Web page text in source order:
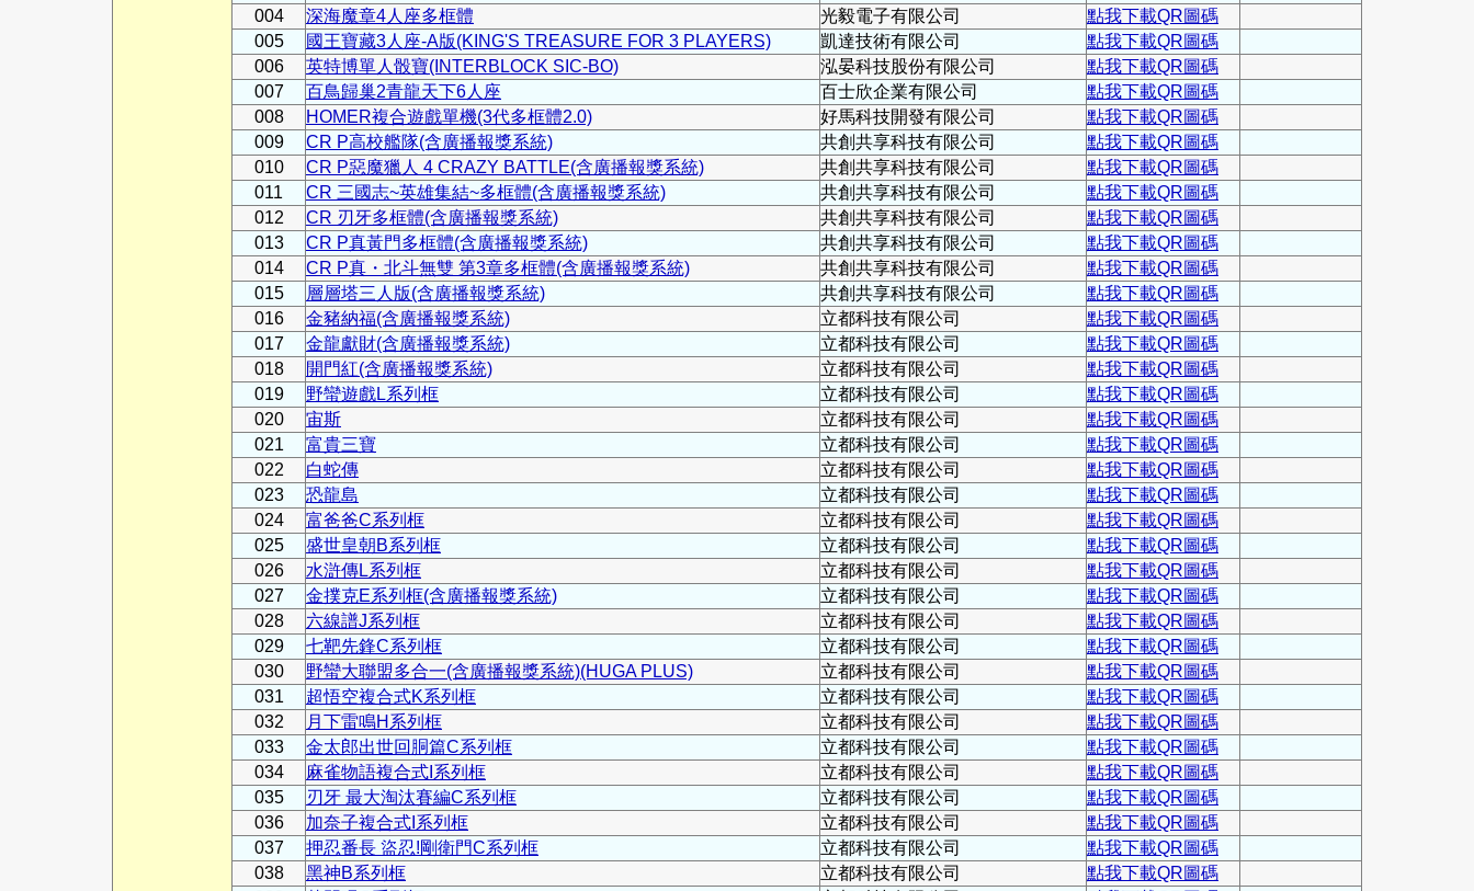
004
深海魔章4人座多框體 光毅電子有限公司
點我下載QR圖碼
005
國王寶藏3人座-A版(KING'S TREASURE FOR 3 PLAYERS) 凱達技術有限公司
點我下載QR圖碼
006
英特博單人骰寶(INTERBLOCK SIC-BO) 泓晏科技股份有限公司
點我下載QR圖碼
007
百鳥歸巢2青龍天下6人座 百士欣企業有限公司
點我下載QR圖碼
008
HOMER複合遊戲單機(3代多框體2.0) 好馬科技開發有限公司
點我下載QR圖碼
009
CR P高校艦隊(含廣播報獎系統) 共創共享科技有限公司
點我下載QR圖碼
010
CR P惡魔獵人 4 CRAZY BATTLE(含廣播報獎系統) 共創共享科技有限公司
點我下載QR圖碼
011
CR 三國志~英雄集結~多框體(含廣播報獎系統) 共創共享科技有限公司
點我下載QR圖碼
012
CR 刃牙多框體(含廣播報獎系統) 共創共享科技有限公司
點我下載QR圖碼
013
CR P真黃門多框體(含廣播報獎系統) 共創共享科技有限公司
點我下載QR圖碼
014
CR P真・北斗無雙 第3章多框體(含廣播報獎系統) 共創共享科技有限公司
點我下載QR圖碼
015
層層塔三人版(含廣播報獎系統) 共創共享科技有限公司
點我下載QR圖碼
016
金豬納福(含廣播報獎系統) 立都科技有限公司
點我下載QR圖碼
017
金龍獻財(含廣播報獎系統) 立都科技有限公司
點我下載QR圖碼
018
開門紅(含廣播報獎系統) 立都科技有限公司
點我下載QR圖碼
019
野蠻遊戲L系列框 立都科技有限公司
點我下載QR圖碼
020
宙斯 立都科技有限公司
點我下載QR圖碼
021
富貴三寶 立都科技有限公司
點我下載QR圖碼
022
白蛇傳 立都科技有限公司
點我下載QR圖碼
023
恐龍島 立都科技有限公司
點我下載QR圖碼
024
富爸爸C系列框 立都科技有限公司
點我下載QR圖碼
025
盛世皇朝B系列框 立都科技有限公司
點我下載QR圖碼
026
水滸傳L系列框 立都科技有限公司
點我下載QR圖碼
027
金撲克E系列框(含廣播報獎系統) 立都科技有限公司
點我下載QR圖碼
028
六線譜J系列框 立都科技有限公司
點我下載QR圖碼
029
七靶先鋒C系列框 立都科技有限公司
點我下載QR圖碼
030
野蠻大聯盟多合一(含廣播報獎系統)(HUGA PLUS) 立都科技有限公司
點我下載QR圖碼
031
超悟空複合式K系列框 立都科技有限公司
點我下載QR圖碼
032
月下雷鳴H系列框 立都科技有限公司
點我下載QR圖碼
033
金太郎出世回胴篇C系列框 立都科技有限公司
點我下載QR圖碼
034
麻雀物語複合式I系列框 立都科技有限公司
點我下載QR圖碼
035
刃牙 最大淘汰賽編C系列框 立都科技有限公司
點我下載QR圖碼
036
加奈子複合式I系列框 立都科技有限公司
點我下載QR圖碼
037
押忍番長 盜忍!剛衛門C系列框 立都科技有限公司
點我下載QR圖碼
038
黑神B系列框 立都科技有限公司
點我下載QR圖碼